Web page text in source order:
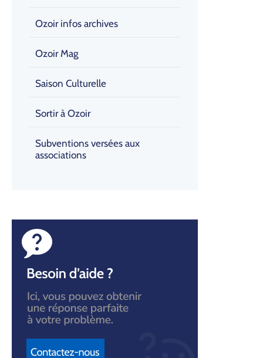
Ozoir infos archives
Ozoir Mag
Saison Culturelle
Sortir à Ozoir
Subventions versées aux
associations